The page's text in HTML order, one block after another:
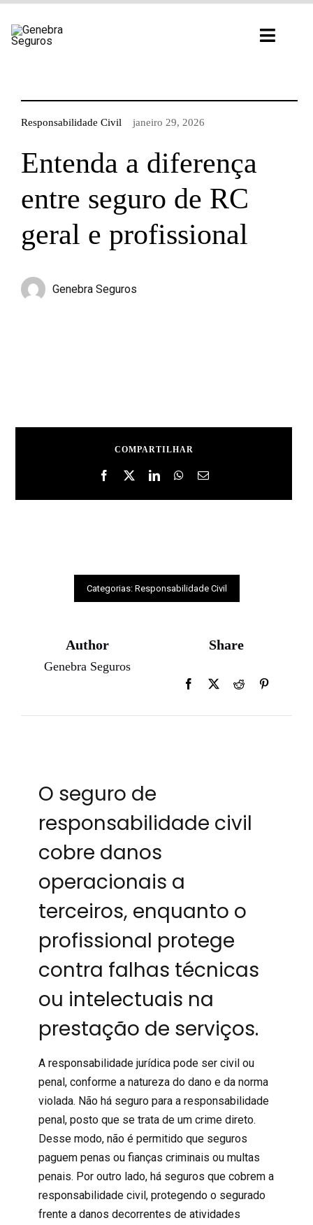
para
Responsabilidade Civil janeiro 29, 2026
Entenda a diferença
entre seguro de RC
geral e profissional
Genebra Seguros
COMPARTILHAR
Categorias: Responsabilidade Civil
Author
Genebra Seguros
Share
O seguro de
responsabilidade civil
cobre danos
operacionais a
terceiros, enquanto o
profissional protege
contra falhas técnicas
ou intelectuais na
prestação de serviços.
A responsabilidade jurídica pode ser civil ou
penal, conforme a natureza do dano e da norma
violada. Não há seguro para a responsabilidade
penal, posto que se trata de um crime direto.
Desse modo, não é permitido que seguros
paguem penas ou fianças criminais ou multas
penais. Por outro lado, há seguros que cobrem a
responsabilidade civil, protegendo o segurado
frente a danos decorrentes de atividades